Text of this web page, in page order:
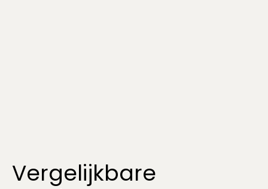
Vergelijkbare